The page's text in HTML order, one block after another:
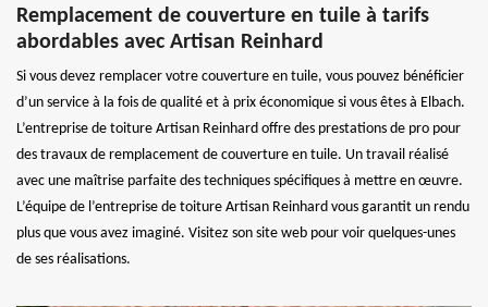
Remplacement de couverture en tuile à tarifs
abordables avec Artisan Reinhard
Si vous devez remplacer votre couverture en tuile, vous pouvez bénéficier
d’un service à la fois de qualité et à prix économique si vous êtes à Elbach.
L’entreprise de toiture Artisan Reinhard offre des prestations de pro pour
des travaux de remplacement de couverture en tuile. Un travail réalisé
avec une maîtrise parfaite des techniques spécifiques à mettre en œuvre.
L’équipe de l’entreprise de toiture Artisan Reinhard vous garantit un rendu
plus que vous avez imaginé. Visitez son site web pour voir quelques-unes
de ses réalisations.